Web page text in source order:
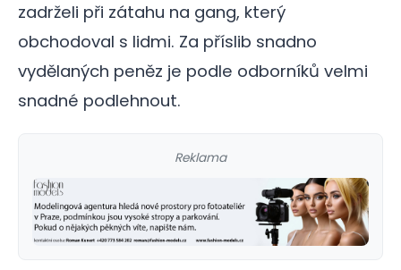
zadrželi při zátahu na gang, který
obchodoval s lidmi. Za příslib snadno
vydělaných peněz je podle odborníků velmi
snadné podlehnout.
Reklama